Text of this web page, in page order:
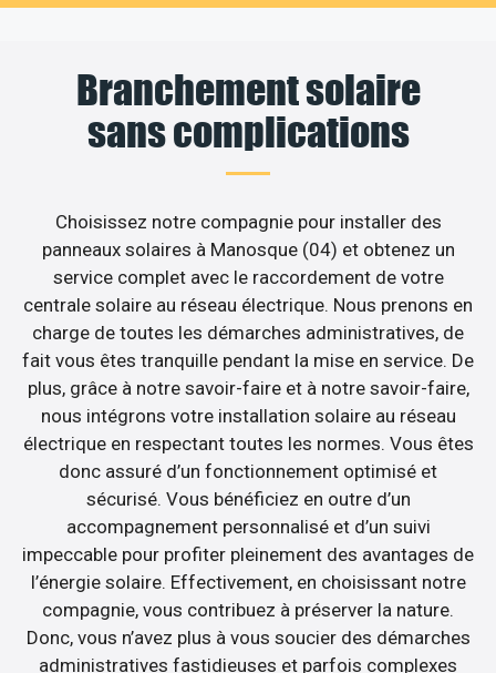
Branchement solaire
sans complications
Choisissez notre compagnie pour installer des
panneaux solaires à Manosque (04) et obtenez un
service complet avec le raccordement de votre
centrale solaire au réseau électrique. Nous prenons en
charge de toutes les démarches administratives, de
fait vous êtes tranquille pendant la mise en service. De
plus, grâce à notre savoir-faire et à notre savoir-faire,
nous intégrons votre installation solaire au réseau
électrique en respectant toutes les normes. Vous êtes
donc assuré d’un fonctionnement optimisé et
sécurisé. Vous bénéficiez en outre d’un
accompagnement personnalisé et d’un suivi
impeccable pour profiter pleinement des avantages de
l’énergie solaire. Effectivement, en choisissant notre
compagnie, vous contribuez à préserver la nature.
Donc, vous n’avez plus à vous soucier des démarches
administratives fastidieuses et parfois complexes